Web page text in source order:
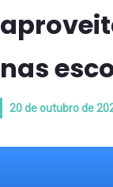
nas
20 de outubro de